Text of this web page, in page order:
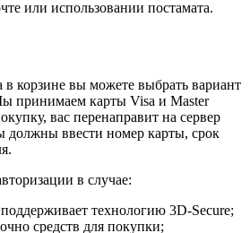
или использовании постамата.
корзине вы можете выбрать вариант
принимаем карты Visa и Master
вас перенаправит на сервер
должны ввести номер карты, срок
в случае:
технологию 3D-Secure;
средств для покупки;